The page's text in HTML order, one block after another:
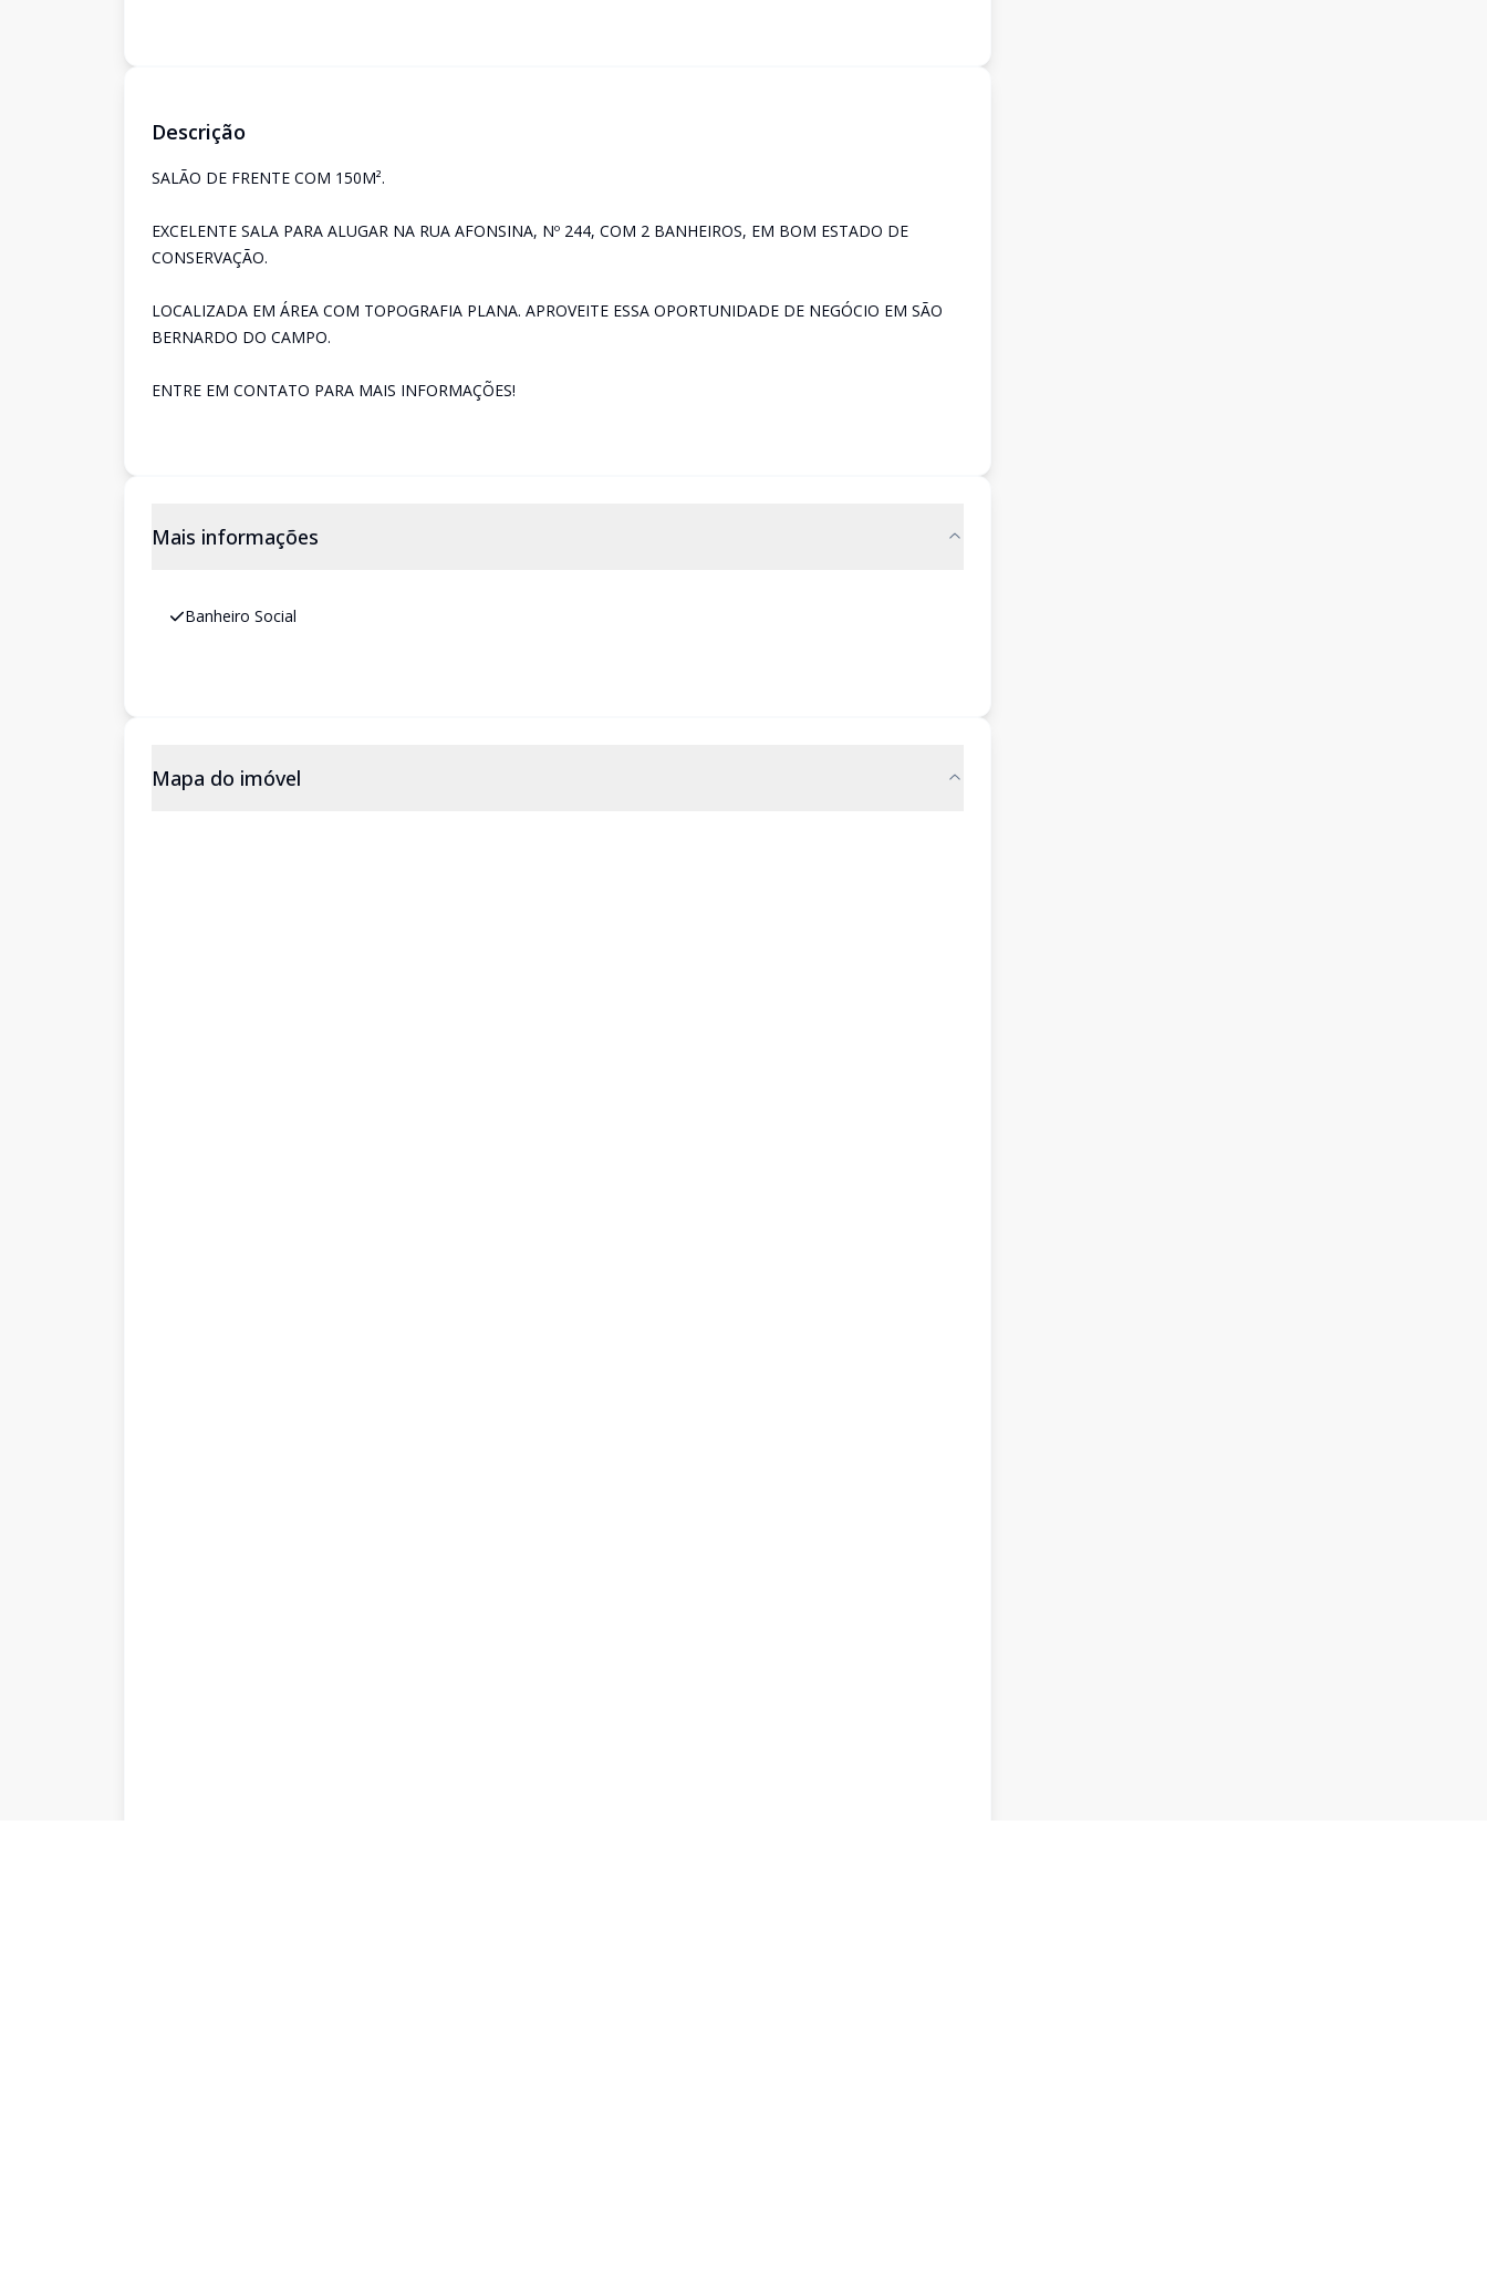
Descrição
SALÃO DE FRENTE COM 150M².
EXCELENTE SALA PARA ALUGAR NA RUA AFONSINA, Nº 244, COM 2 BANHEIROS, EM BOM ESTADO DE
CONSERVAÇÃO.
LOCALIZADA EM ÁREA COM TOPOGRAFIA PLANA. APROVEITE ESSA OPORTUNIDADE DE NEGÓCIO EM SÃO
BERNARDO DO CAMPO.
ENTRE EM CONTATO PARA MAIS INFORMAÇÕES!
Mais informações
Banheiro Social
Mapa do imóvel